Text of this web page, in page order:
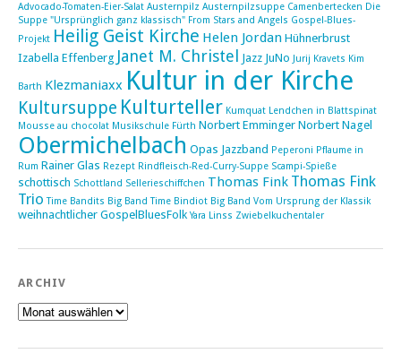
Advocado-Tomaten-Eier-Salat Austernpilz Austernpilzsuppe Camenbertecken Die
Suppe "Ursprünglich ganz klassisch" From Stars and Angels Gospel-Blues-
Projekt Heilig Geist Kirche Helen Jordan Hühnerbrust
Izabella Effenberg Janet M. Christel Jazz JuNo Jurij Kravets Kim
Barth Klezmaniaxx Kultur in der Kirche
Kultursuppe Kulturteller Kumquat Lendchen in Blattspinat
Mousse au chocolat Musikschule Fürth Norbert Emminger Norbert Nagel
Obermichelbach Opas Jazzband Peperoni Pflaume in
Rum Rainer Glas Rezept Rindfleisch-Red-Curry-Suppe Scampi-Spieße
schottisch Schottland Sellerieschiffchen Thomas Fink Thomas Fink
Trio Time Bandits Big Band Time Bindiot Big Band Vom Ursprung der Klassik
weihnachtlicher GospelBluesFolk Yara Linss Zwiebelkuchentaler
ARCHIV
Archiv